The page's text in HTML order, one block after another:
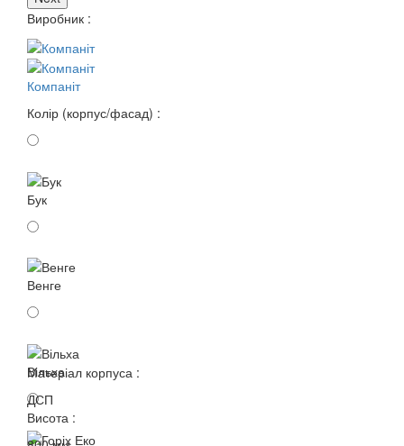
Виробник :
Компаніт
Колір (корпус/фасад) :
Бук
Венге
Вільха
Матеріал корпуса :
ДСП
Висота :